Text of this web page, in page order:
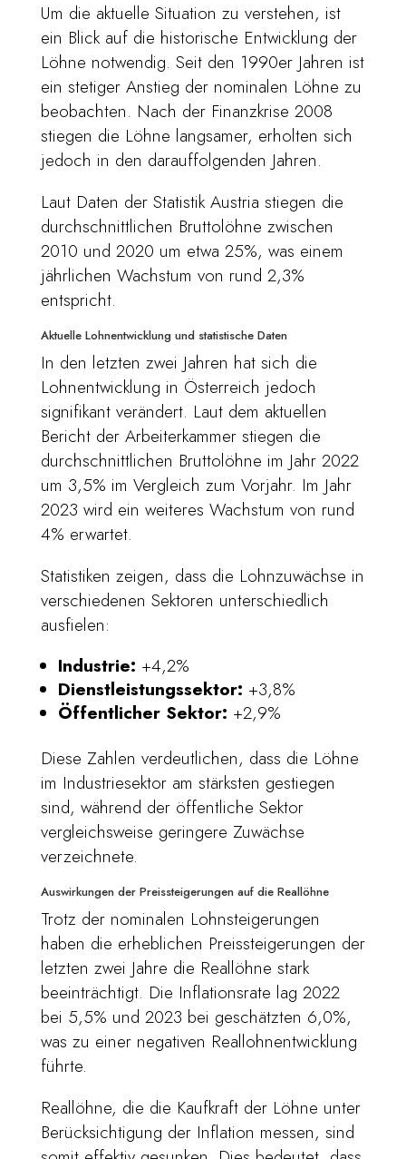
Um die aktuelle Situation zu verstehen, ist
ein Blick auf die historische Entwicklung der
Löhne notwendig. Seit den 1990er Jahren ist
ein stetiger Anstieg der nominalen Löhne zu
beobachten. Nach der Finanzkrise 2008
stiegen die Löhne langsamer, erholten sich
jedoch in den darauffolgenden Jahren.
Laut Daten der Statistik Austria stiegen die
durchschnittlichen Bruttolöhne zwischen
2010 und 2020 um etwa 25%, was einem
jährlichen Wachstum von rund 2,3%
entspricht.
Aktuelle Lohnentwicklung und statistische Daten
In den letzten zwei Jahren hat sich die
Lohnentwicklung in Österreich jedoch
signifikant verändert. Laut dem aktuellen
Bericht der Arbeiterkammer stiegen die
durchschnittlichen Bruttolöhne im Jahr 2022
um 3,5% im Vergleich zum Vorjahr. Im Jahr
2023 wird ein weiteres Wachstum von rund
4% erwartet.
Statistiken zeigen, dass die Lohnzuwächse in
verschiedenen Sektoren unterschiedlich
ausfielen:
Industrie: +4,2%
Dienstleistungssektor: +3,8%
Öffentlicher Sektor: +2,9%
Diese Zahlen verdeutlichen, dass die Löhne
im Industriesektor am stärksten gestiegen
sind, während der öffentliche Sektor
vergleichsweise geringere Zuwächse
verzeichnete.
Auswirkungen der Preissteigerungen auf die Reallöhne
Trotz der nominalen Lohnsteigerungen
haben die erheblichen Preissteigerungen der
letzten zwei Jahre die Reallöhne stark
beeinträchtigt. Die Inflationsrate lag 2022
bei 5,5% und 2023 bei geschätzten 6,0%,
was zu einer negativen Reallohnentwicklung
führte.
Reallöhne, die die Kaufkraft der Löhne unter
Berücksichtigung der Inflation messen, sind